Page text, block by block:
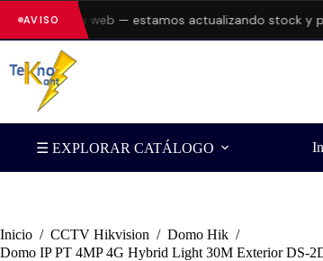
AVISO
en la web — estamos actualizando stock y
☰ EXPLORAR CATÁLOGO
Inicio / CCTV Hikvision / Domo Hik /
Domo IP PT 4MP 4G Hybrid Light 30M Exterior DS-